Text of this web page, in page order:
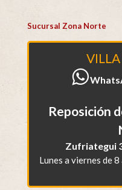
Sucursal Zona Norte
Reposición
Zufriategui
Lunes a viernes de 8